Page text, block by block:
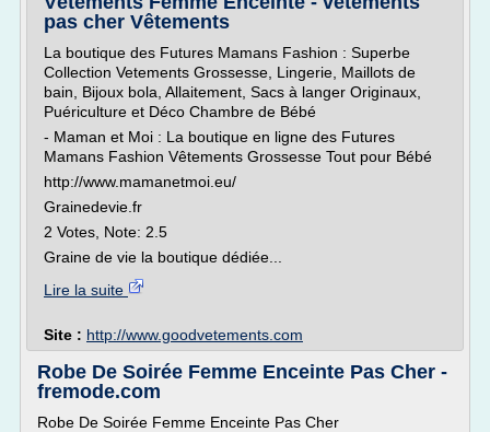
pas cher Vêtements
La boutique des Futures Mamans Fashion : Superbe
Collection Vetements Grossesse, Lingerie, Maillots de
bain, Bijoux bola, Allaitement, Sacs à langer Originaux,
Puériculture et Déco Chambre de Bébé
- Maman et Moi : La boutique en ligne des Futures
Mamans Fashion Vêtements Grossesse Tout pour Bébé
http://www.mamanetmoi.eu/
Grainedevie.fr
2 Votes, Note: 2.5
Graine de vie la boutique dédiée...
Lire la suite
Site : http://www.goodvetements.com
Robe De Soirée Femme Enceinte Pas Cher -
fremode.com
Robe De Soirée Femme Enceinte Pas Cher